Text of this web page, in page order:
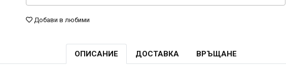
Добави в любими
ОПИСАНИЕ ДОСТАВКА ВРЪЩАНЕ